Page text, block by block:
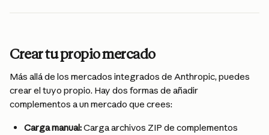
Crear tu propio mercado
Más allá de los mercados integrados de Anthropic, puedes
crear el tuyo propio. Hay dos formas de añadir
complementos a un mercado que crees:
Carga manual: Carga archivos ZIP de complementos